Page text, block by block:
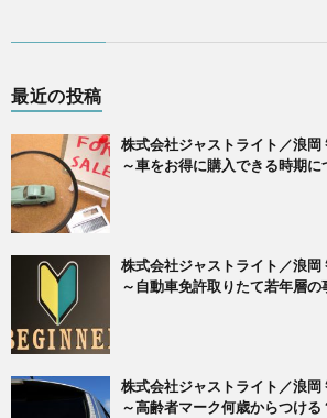
最近の投稿
株式会社ジャストライト／浪岡
～車をお得に購入できる時期に
株式会社ジャストライト／浪岡
～自動車免許取りたて若年層の
株式会社ジャストライト／浪岡
～高齢者マーク何歳からつける